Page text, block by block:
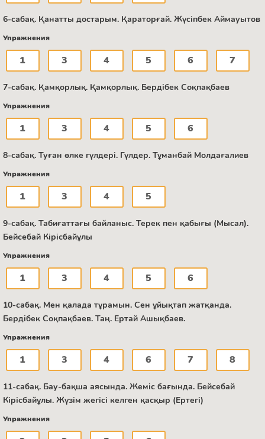
6-сабақ. Қанатты достарым. Қараторғай. Жүсіпбек Аймауытов
Упражнения
1 3 4 5 6 7
7-сабақ. Қамқорлық. Қамқорлық. Бердібек Соқпақбаев
Упражнения
1 3 4 5 6
8-сабақ. Туған өлке гүлдері. Гүлдер. Тұманбай Молдағалиев
Упражнения
1 3 4 5
9-сабақ. Табиғаттағы байланыс. Терек пен қабығы (Мысал).
Бейсебай Кірісбайұлы
Упражнения
1 3 4 5 6
10-сабақ. Мен қалада тұрамын. Сен ұйықтап жатқанда.
Бердібек Соқпақбаев. Таң. Ертай Ашықбаев.
Упражнения
1 3 4 6 7 8
11-сабақ. Бау-бақша аясында. Жеміс бағында. Бейсебай
Кірісбайұлы. Жүзім жегісі келген қасқыр (Ертегі)
Упражнения